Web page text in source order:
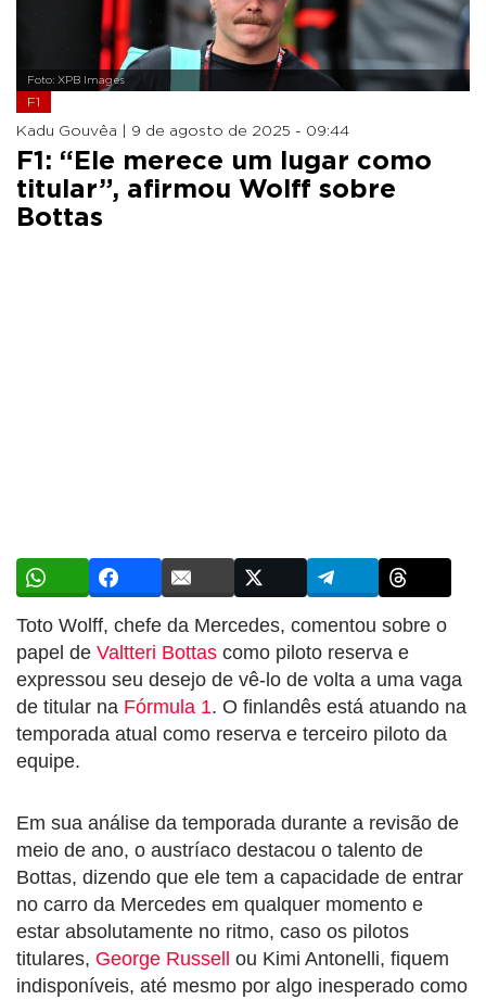
Foto: XPB Images
F1
Kadu Gouvêa | 9 de agosto de 2025 - 09:44
F1: “Ele merece um lugar como
titular”, afirmou Wolff sobre
Bottas
Toto Wolff, chefe da Mercedes, comentou sobre o
papel de Valtteri Bottas como piloto reserva e
expressou seu desejo de vê-lo de volta a uma vaga
de titular na Fórmula 1. O finlandês está atuando na
temporada atual como reserva e terceiro piloto da
equipe.
Em sua análise da temporada durante a revisão de
meio de ano, o austríaco destacou o talento de
Bottas, dizendo que ele tem a capacidade de entrar
no carro da Mercedes em qualquer momento e
estar absolutamente no ritmo, caso os pilotos
titulares, George Russell ou Kimi Antonelli, fiquem
indisponíveis, até mesmo por algo inesperado como